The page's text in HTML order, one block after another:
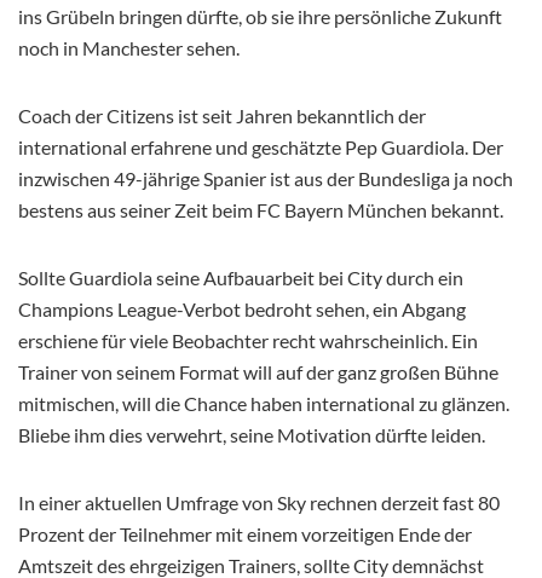
ins Grübeln bringen dürfte, ob sie ihre persönliche Zukunft
noch in Manchester sehen.
Coach der Citizens ist seit Jahren bekanntlich der
international erfahrene und geschätzte Pep Guardiola. Der
inzwischen 49-jährige Spanier ist aus der Bundesliga ja noch
bestens aus seiner Zeit beim FC Bayern München bekannt.
Sollte Guardiola seine Aufbauarbeit bei City durch ein
Champions League-Verbot bedroht sehen, ein Abgang
erschiene für viele Beobachter recht wahrscheinlich. Ein
Trainer von seinem Format will auf der ganz großen Bühne
mitmischen, will die Chance haben international zu glänzen.
Bliebe ihm dies verwehrt, seine Motivation dürfte leiden.
In einer aktuellen Umfrage von Sky rechnen derzeit fast 80
Prozent der Teilnehmer mit einem vorzeitigen Ende der
Amtszeit des ehrgeizigen Trainers, sollte City demnächst